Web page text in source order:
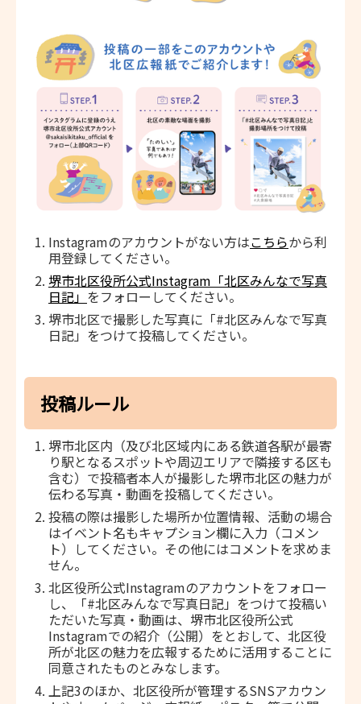
Instagramのアカウントがない方はこちらから利
用登録してください。
堺市北区役所公式Instagram「北区みんなで写真
日記」 をフォローしてください。
堺市北区で撮影した写真に「#北区みんなで写真
日記」をつけて投稿してください。
投稿ルール
堺市北区内（及び北区域内にある鉄道各駅が最寄
り駅となるスポットや周辺エリアで隣接する区も
含む）で投稿者本人が撮影した堺市北区の魅力が
伝わる写真・動画を投稿してください。
投稿の際は撮影した場所か位置情報、活動の場合
はイベント名もキャプション欄に入力（コメン
ト）してください。その他にはコメントを求めま
せん。
北区役所公式Instagramのアカウントをフォロー
し、「#北区みんなで写真日記」をつけて投稿い
ただいた写真・動画は、堺市北区役所公式
Instagramでの紹介（公開）をとおして、北区役
所が北区の魅力を広報するために活用することに
同意されたものとみなします。
上記3のほか、北区役所が管理するSNSアカウン